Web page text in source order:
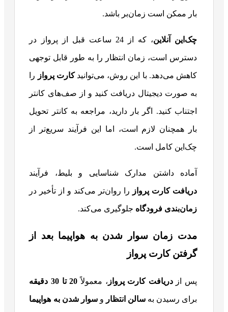
بار ممکن است زمان‌بر باشد.
چک‌این آنلاین ، که از 24 ساعت قبل از پرواز در
دسترس است، زمان انتظار را به طور قابل توجهی
کاهش می‌دهد. با این روش، می‌توانیدکارت پرواز را
به صورت دیجیتال دریافت کنید و از صف‌های کانتر
اجتناب کنید. اگر بار دارید، مراجعه به کانتر تحویل
بار همچنان لازم است، اما این فرآیند سریع‌تر از
چک‌این کامل است.
آماده داشتن مدارک شناسایی و بلیط، فرآیند
دریافت کارت پرواز را روان‌تر می‌کند و از تأخیر در
زمان‌بندی فرودگاه جلوگیری می‌کند.
مدت زمان سوار شدن به هواپیما بعد از
گرفتن کارت پرواز
پس ازدریافت کارت پرواز ، معمولاً 20 تا 30 دقیقه
برای رسیدن بهسالن انتظار وسوار شدن به هواپیما